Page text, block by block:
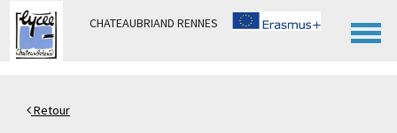
CHATEAUBRIAND RENNES
Retour
Panneau de gestion des cookies